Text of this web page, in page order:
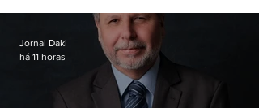
Jornal Daki
há 11 horas